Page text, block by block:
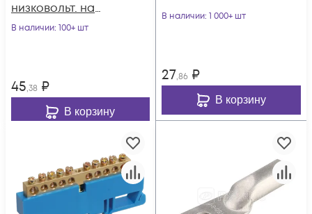
низковольт. на
винте SLT 10170
В наличии: 100+ шт
45,38 ₽
В корзину
В наличии: 1 000+ шт
27,86 ₽
В корзину